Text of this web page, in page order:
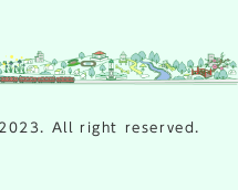
All right reserved.